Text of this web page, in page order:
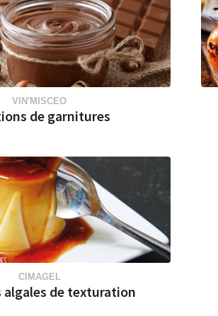
VIN'MISCEO
de garnitures
CIMAGEL
de texturation